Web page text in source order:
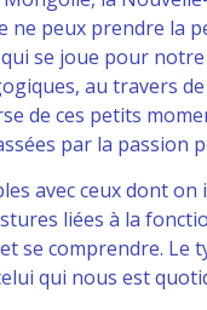
peux prendre la
se joue pour
au travers
de ces petits
par la passion
avec ceux dont
liées à la
se comprendre. Le
qui nous est